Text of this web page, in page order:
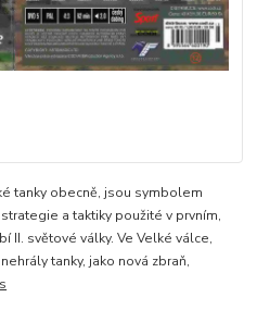
tanky obecně, jsou symbolem
a taktiky použité v prvním,
II. světové války. Ve Velké válce,
tanky, jako nová zbraň,